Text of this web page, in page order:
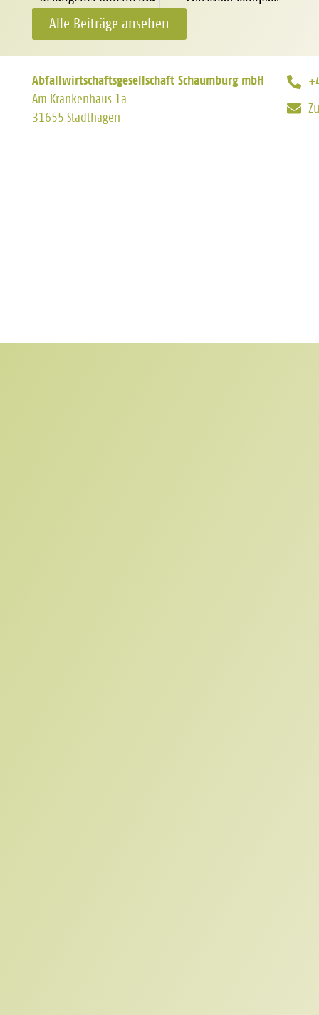
Alle Beiträge ansehen
Abfallwirtschaftsgesellschaft Schaumburg mbH
Am Krankenhaus 1a
31655 Stadthagen